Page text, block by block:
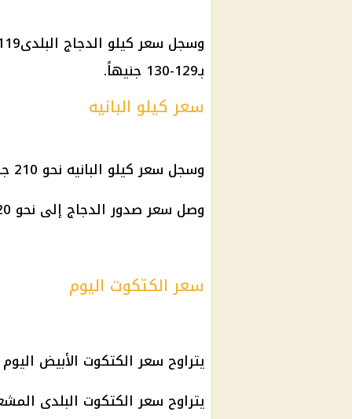
بـ129-130 جنيهاً.
سعر كيلو البانيه
وسجل سعر كيلو البانيه نحو 210 جنيهات للكيلو، سعر البيع للمستهلك.
وصل سعر صدور الدجاج إلى نحو 120 جنيهًا للكيلو.
سعر الكتكوت اليوم
يتراوح سعر الكتكوت الأبيض اليوم ما بين 25 إلى
يتراوح سعر الكتكوت البلدى المشعر اليوم